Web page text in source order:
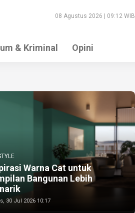
08 Agustus 2026 | 09:12 WIB
& Kriminal Opini
Warna Cat untuk
Bangunan Lebih
30 Jul 2026 10:17